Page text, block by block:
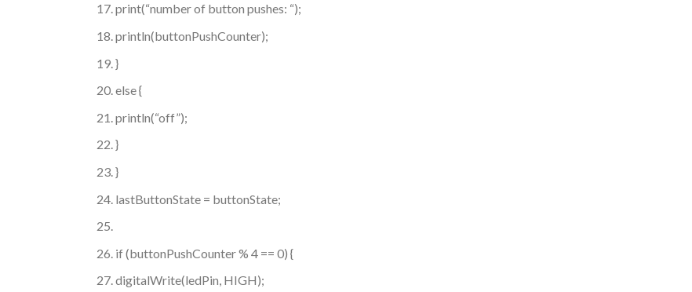
print(“number of button pushes: “);
println(buttonPushCounter);
}
else {
println(“off”);
}
}
lastButtonState = buttonState;
if (buttonPushCounter % 4 == 0) {
digitalWrite(ledPin, HIGH);